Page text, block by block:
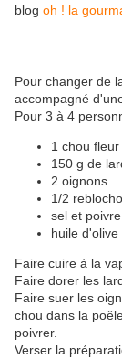
blog oh ! la
Pour changer de
accompagné
Pour 3 à 4
1 chou fleur
150 g de
2 oignons
1/2
sel et poivre
huile d'olive
Faire cuire à la
Faire dorer les
Faire suer les
chou dans la
poivrer.
Verser la